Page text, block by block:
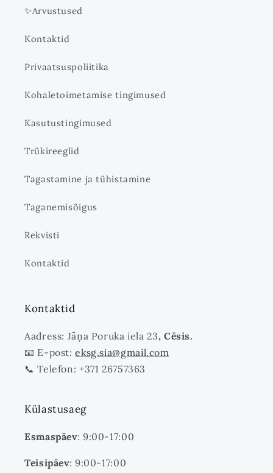
✨Arvustused
Kontaktid
Privaatsuspoliitika
Kohaletoimetamise tingimused
Kasutustingimused
Trükireeglid
Tagastamine ja tühistamine
Taganemisõigus
Rekvisti
Kontaktid
Kontaktid
Aadress: Jāņa Poruka iela 23, Cēsis.
📧 E-post:eksg.sia@gmail.com
📞 Telefon: +371 26757363
Külastusaeg
Esmaspäev: 9:00-17:00
Teisipäev: 9:00-17:00